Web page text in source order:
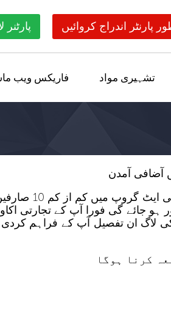
پارنٹر اندراج کروائیں
تشہیری مواد فاریکس ویب
اس پروگرام کی شرائط کے مطابق اگر آپ کو اپنے تجارتی اکاونٹ
ہو جائے گی فورا آپ کے تجارتی
کی لاگ ان تفصیل آپ کے فراہم